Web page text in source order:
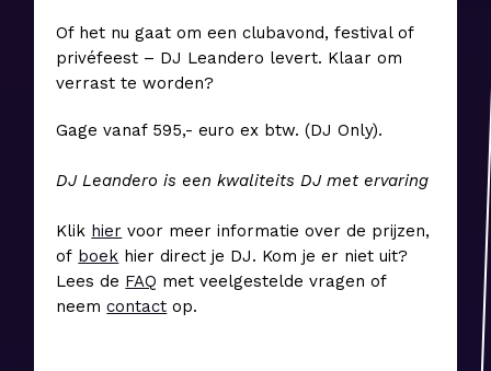
Of het nu gaat om een clubavond, festival of
privéfeest – DJ Leandero levert. Klaar om
verrast te worden?
Gage vanaf 595,- euro ex btw. (DJ Only).
DJ Leandero is een kwaliteits DJ met ervaring
Klik hier voor meer informatie over de prijzen,
of boek hier direct je DJ. Kom je er niet uit?
Lees de FAQ met veelgestelde vragen of
neemcontact op.